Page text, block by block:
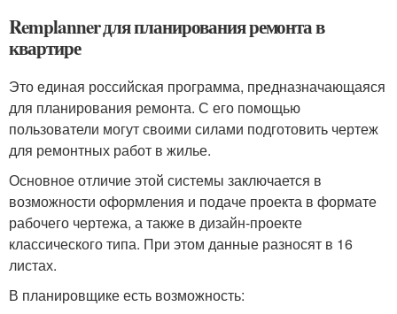
Remplanner для планирования ремонта в
квартире
Это единая российская программа, предназначающаяся
для планирования ремонта. С его помощью
пользователи могут своими силами подготовить чертеж
для ремонтных работ в жилье.
Основное отличие этой системы заключается в
возможности оформления и подаче проекта в формате
рабочего чертежа, а также в дизайн-проекте
классического типа. При этом данные разносят в 16
листах.
В планировщике есть возможность: